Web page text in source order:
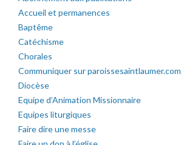
Accueil et permanences
Baptême
Catéchisme
Chorales
Communiquer sur paroissesaintlaumer.com
Diocèse
Equipe d’Animation Missionnaire
Equipes liturgiques
Faire dire une messe